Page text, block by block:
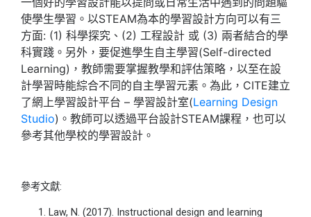
使學生學習。以STEAM為本的學習設計方向可以有三
方面: (1) 科學探究、(2) 工程設計 或 (3) 兩者結合的學
科實踐。另外，要促進學生自主學習(Self-directed
Learning)，教師需要掌握教學和評估策略，以至在設
計學習時能綜合不同的自主學習元素。為此，CITE建立
了網上學習設計平台 – 學習設計室(Learning Design
Studio)。教師可以透過平台設計STEAM課程，也可以
參考其他學校的學習設計。
參考文獻:
Law, N. (2017). Instructional design and learning